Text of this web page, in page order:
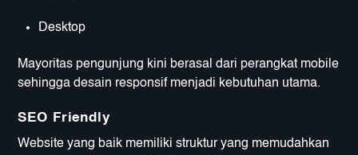
Desktop
Mayoritas pengunjung kini berasal dari perangkat mobile
sehingga desain responsif menjadi kebutuhan utama.
SEO Friendly
Website yang baik memiliki struktur yang memudahkan